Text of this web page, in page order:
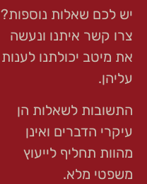
יש לכם שאלות נוספות?
צרו קשר איתנו ונעשה
את מיטב יכולתנו לענות
עליהן.
התשובות לשאלות הן
עיקרי הדברים ואינן
מהוות תחליף לייעוץ
משפטי מלא.